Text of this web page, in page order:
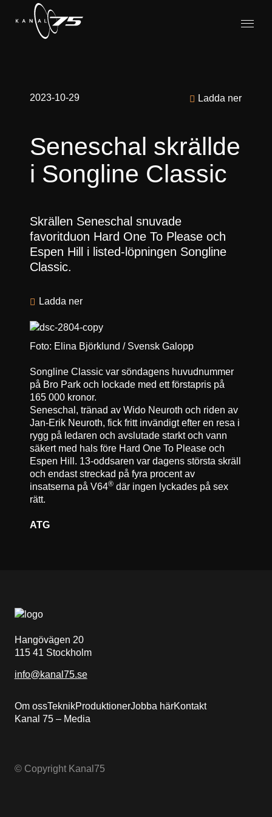
2023-10-29
Foto: Elina Björklund / Svensk Galopp
Ladda ner
Seneschal skrällde
i Songline Classic
Skrällen Seneschal snuvade
favoritduon Hard One To Please och
Espen Hill i listed-löpningen Songline
Classic.
Songline Classic var söndagens huvudnummer
på Bro Park och lockade med ett förstapris på
165 000 kronor.
Seneschal, tränad av Wido Neuroth och riden av
Jan-Erik Neuroth, fick fritt invändigt efter en resa i
rygg på ledaren och avslutade starkt och vann
säkert med hals före Hard One To Please och
Espen Hill. 13-oddsaren var dagens största skräll
och endast streckad på fyra procent av
insatserna på V64® där ingen lyckades på sex
rätt.
Ladda ner
ATG
Hangövägen 20
115 41 Stockholm
info@kanal75.se
Om ossTeknikProduktionerJobba härKontakt
Kanal 75 – Media
© Copyright Kanal75